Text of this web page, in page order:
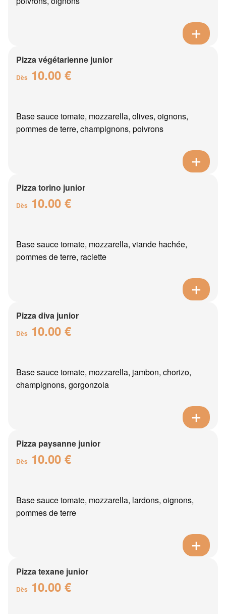
Pizza végétarienne junior
Dès 10.00 €
Base sauce tomate, mozzarella, olives, oignons,
pommes de terre, champignons, poivrons
Pizza torino junior
Dès 10.00 €
Base sauce tomate, mozzarella, viande hachée,
pommes de terre, raclette
Pizza diva junior
Dès 10.00 €
Base sauce tomate, mozzarella, jambon, chorizo,
champignons, gorgonzola
Pizza paysanne junior
Dès 10.00 €
Base sauce tomate, mozzarella, lardons, oignons,
pommes de terre
Pizza texane junior
Dès 10.00 €